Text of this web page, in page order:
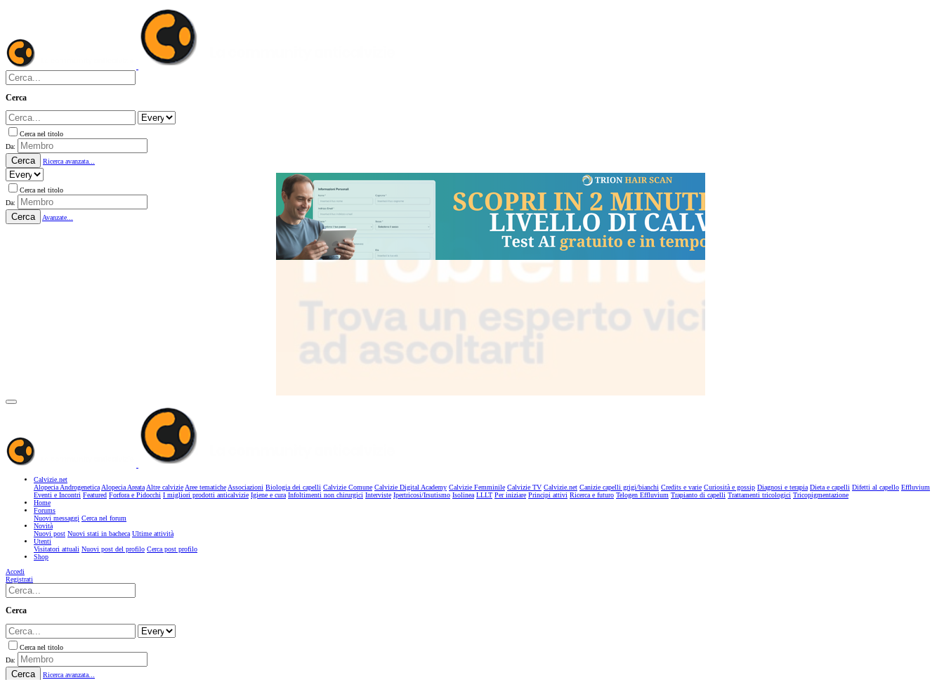
Cerca
Cerca nel titolo
Da:
Cerca Ricerca avanzata...
Cerca nel titolo
Da:
Cerca Avanzate...
Calvizie.net
Alopecia AndrogeneticaAlopecia AreataAltre calvizieAree tematicheAssociazioni Biologia dei capelli Calvizie Comune Calvizie Digital Academy Calvizie Femminile Calvizie TV Calvizie.net Canizie capelli grigi/bianchi Credits e varie Curiosità e gossip Diagnosi e terapia Dieta e capelli Difetti al capello Effluvium
Eventi e Incontri Featured Forfora e Pidocchi I migliori prodotti anticalvizie Igiene e cura Infoltimenti non chirurgici Interviste Ipertricosi/Irsutismo Isolinea LLLT Per iniziare Principi attivi Ricerca e futuro Telogen Effluvium Trapianto di capelli Trattamenti tricologici Tricopigmentazione
Home
Forums
Nuovi messaggi Cerca nel forum
Novità
Nuovi post Nuovi stati in bacheca Ultime attività
Utenti
Visitatori attuali Nuovi post del profilo Cerca post profilo
Shop
Accedi
Registrati
Cerca
Cerca nel titolo
Da:
Cerca Ricerca avanzata...